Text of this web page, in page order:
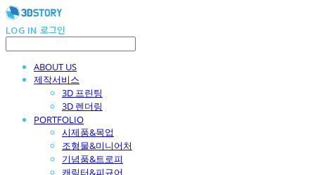
LOG IN 로그인
ABOUT US
제작서비스
3D 프린팅
3D 렌더링
PORTFOLIO
시제품&목업
조형물&미니어처
기념품&트로피
캐릭터&피규어